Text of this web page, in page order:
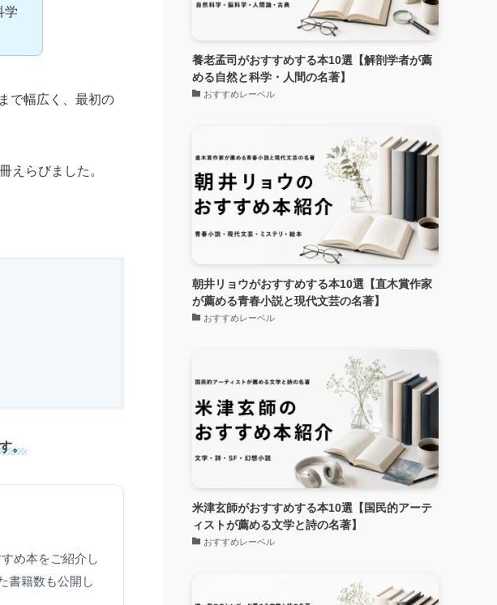
学
で幅広く、最初の
えらびました。
。
め本をご紹介し
書籍数も公開し
養老孟司がおすすめする本10選【解剖学者が薦
める自然と科学・人間の名著】
おすすめレーベル
朝井リョウがおすすめする本10選【直木賞作家
が薦める青春小説と現代文芸の名著】
おすすめレーベル
米津玄師がおすすめする本10選【国民的アーテ
ィストが薦める文学と詩の名著】
おすすめレーベル